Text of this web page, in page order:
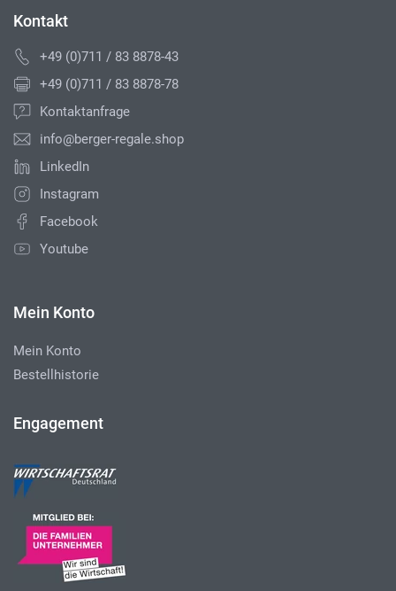
Kontakt
+49 (0)711 / 83 8878-43
+49 (0)711 / 83 8878-78
Kontaktanfrage
info@berger-regale.shop
LinkedIn
Instagram
Facebook
Youtube
Mein Konto
Mein Konto
Bestellhistorie
Engagement